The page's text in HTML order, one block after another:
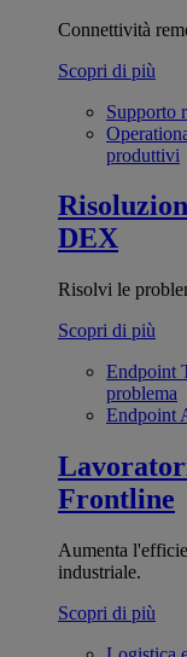
Connettività
Scopri di più
Supporto
produttivi
DEX
Risolvi le
Scopri di più
Endpoint
problema
Endpoint
Frontline
Aumenta
industriale.
Scopri di più